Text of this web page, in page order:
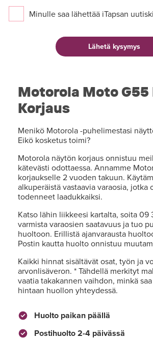
Minulle saa lähettää iTapsan
Motorola Moto
Korjaus
Menikö Motorola -puhelimestasi
Eikö kosketus toimi?
Motorola näytön korjaus onnistuu
kätevästi odottaessa. Annamme
korjaukselle 2 vuoden takuun.
alkuperäistä vastaavia varaosia, jotka
todenneet laadukkaiksi.
Katso lähin liikkeesi kartalta, soita 09
varmista varaosien saatavuus ja tuo
huoltoon. Erillistä ajanvarausta
Postin kautta huolto onnistuu
Kaikki hinnat sisältävät osat, työn ja
arvonlisäveron. * Tähdellä merkityt
vaatia takakannen vaihdon, minkä
hintaan huollon yhteydessä.
Huolto paikan päällä
Postihuolto 2-4 päivässä